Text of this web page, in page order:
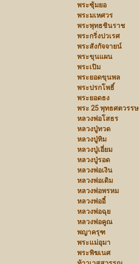
พระซุ้มยอ
พระมเหศวร
พระพุทธชินราช
พระกริ่งปวเรศ
พระสังกัจจายน์
พระขุนแผน
พระเปิม
พระยอดขุนพล
พระปรกโพธิ์
พระยอดธง
พระ 25 พุทธศตวรรษ
หลวงพ่อโสธร
หลวงปู่ทวด
หลวงปู่ทิม
หลวงปู่เอี่ยม
หลวงปู่รอด
หลวงพ่อเงิน
หลวงพ่อเดิม
หลวงพ่อพรหม
หลวงพ่ออี๋
หลวงพ่อฉุย
หลวงพ่อคูณ
พญาครุฑ
พระแม่อุมา
พระพิฆเนศ